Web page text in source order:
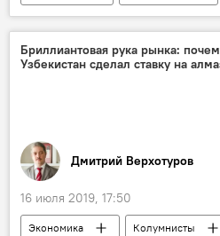
Россия
Грузия
Узбекистон хаво йуллари
Бриллиантовая рука рынка:
Узбекистан сделал ставку на
Дмитрий Верхотуров
16 июля 2019, 17:50
Экономика Колумнисты